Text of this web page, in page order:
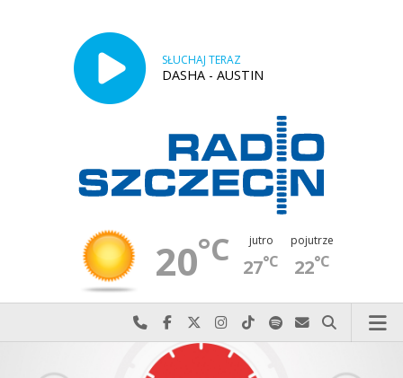
SŁUCHAJ TERAZ
DASHA - AUSTIN
20°C jutro
27°C
pojutrze
22°C
Najlepiej po prostu do nas zadzwoń
Odwiedź nas na Facebook-u
Odwiedź nas na X
Odwiedź nas na Instagram-ie
Odwiedź nas na TikTok-u
Szukaj nas na Spotify
Wyślij do nas
Szukaj